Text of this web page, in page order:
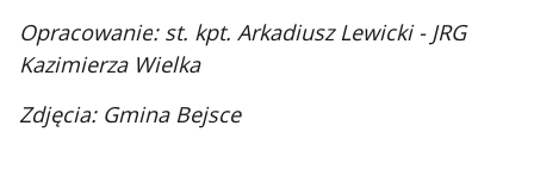
Opracowanie: st. kpt. Arkadiusz Lewicki - JRG
Kazimierza Wielka
Zdjęcia: Gmina Bejsce